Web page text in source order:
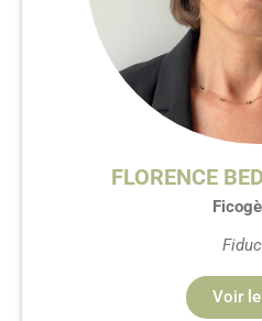
FLORENCE
Voir